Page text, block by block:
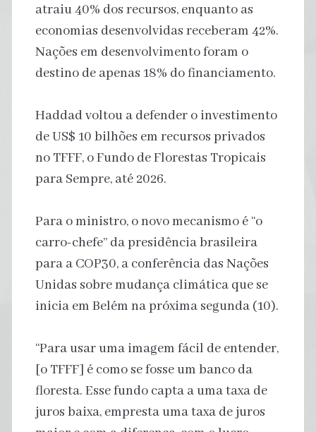
atraiu 40% dos recursos, enquanto as
economias desenvolvidas receberam 42%.
Nações em desenvolvimento foram o
destino de apenas 18% do financiamento.
Haddad voltou a defender o investimento
de US$ 10 bilhões em recursos privados
no TFFF, o Fundo de Florestas Tropicais
para Sempre, até 2026.
Para o ministro, o novo mecanismo é “o
carro-chefe” da presidência brasileira
para a COP30, a conferência das Nações
Unidas sobre mudança climática que se
inicia em Belém na próxima segunda (10).
“Para usar uma imagem fácil de entender,
[o TFFF] é como se fosse um banco da
floresta. Esse fundo capta a uma taxa de
juros baixa, empresta uma taxa de juros